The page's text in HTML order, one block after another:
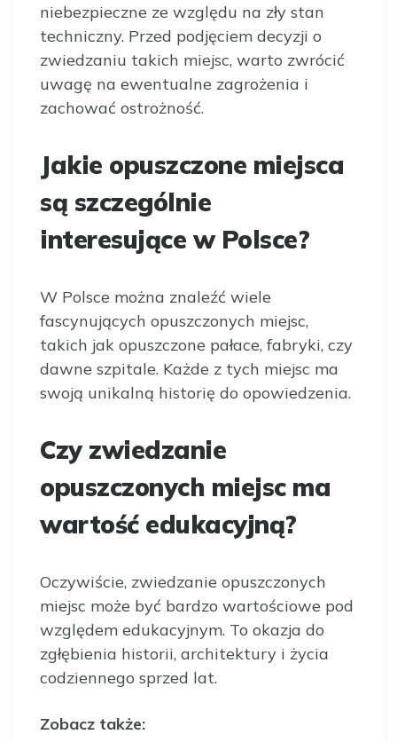
niebezpieczne ze względu na zły stan
techniczny. Przed podjęciem decyzji o
zwiedzaniu takich miejsc, warto zwrócić
uwagę na ewentualne zagrożenia i
zachować ostrożność.
Jakie opuszczone miejsca
są szczególnie
interesujące w Polsce?
W Polsce można znaleźć wiele
fascynujących opuszczonych miejsc,
takich jak opuszczone pałace, fabryki, czy
dawne szpitale. Każde z tych miejsc ma
swoją unikalną historię do opowiedzenia.
Czy zwiedzanie
opuszczonych miejsc ma
wartość edukacyjną?
Oczywiście, zwiedzanie opuszczonych
miejsc może być bardzo wartościowe pod
względem edukacyjnym. To okazja do
zgłębienia historii, architektury i życia
codziennego sprzed lat.
Zobacz także: